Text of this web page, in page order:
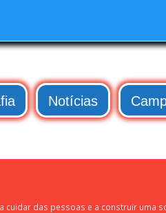
Notícias
cuidar das pessoas e a construir uma